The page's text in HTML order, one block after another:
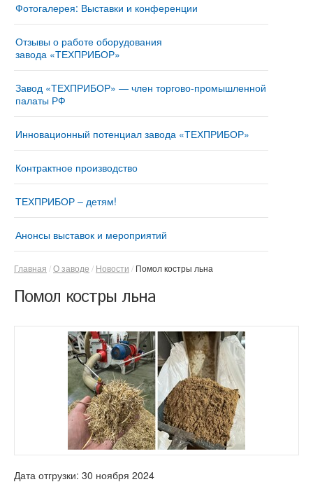
Фотогалерея: Выставки и конференции
Отзывы о работе оборудования
завода «ТЕХПРИБОР»
Завод «ТЕХПРИБОР» — член торгово-промышленной
палаты РФ
Инновационный потенциал завода «ТЕХПРИБОР»
Контрактное производство
ТЕХПРИБОР – детям!
Анонсы выставок и мероприятий
Главная О заводе Новости Помол костры льна
Помол костры льна
Дата отгрузки: 30 ноября 2024